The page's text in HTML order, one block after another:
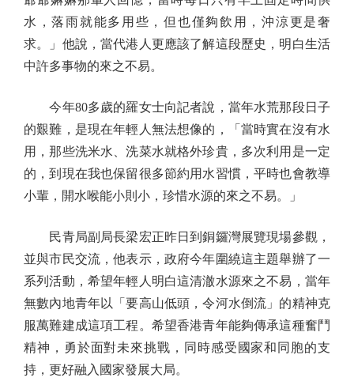
水，落雨就能多用些，但也僅夠飲用，沖涼更是奢
求。」他說，當代港人更應該了解這段歷史，明白生活
中許多事物的來之不易。
今年80多歲的羅女士向記者說，當年水荒那段日子
的艱難，是現在年輕人無法想像的，「當時實在沒有水
用，那些洗米水、洗菜水就格外珍貴，多次利用是一定
的，到現在我也保留很多節約用水習慣，平時也會教導
小輩，開水喉能小則小，珍惜水源的來之不易。」
民青局副局長梁宏正昨日到銅鑼灣展覽現場參觀，
並與市民交流，他表示，政府今年圍繞這主題舉辦了一
系列活動，希望年輕人明白這清澈水源來之不易，當年
無數內地青年以「要高山低頭，令河水倒流」的精神克
服萬難建成這項工程。希望香港青年能夠傳承這種奮鬥
精神，勇於面對未來挑戰，同時感受國家和同胞的支
持，更好融入國家發展大局。